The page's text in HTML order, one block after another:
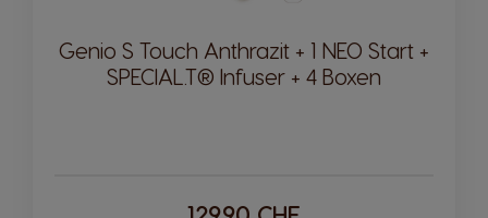
Genio S Touch Anthrazit + 1 NEO Start +
SPECIAL.T® Infuser + 4 Boxen